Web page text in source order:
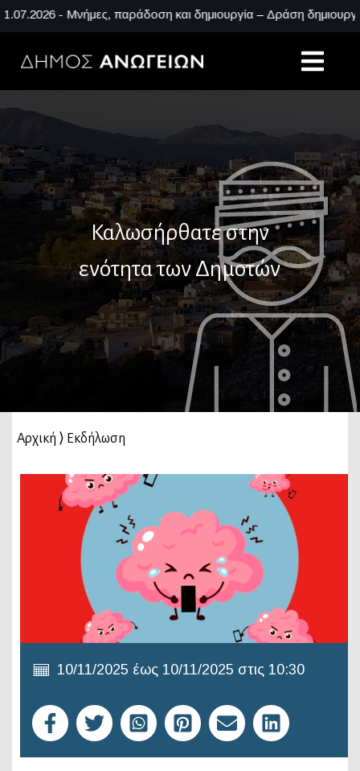
- Μνήμες, παράδοση και δημιουργία – Δράση
Καλωσήρθατε στην
ενότητα των Δημοτών
Αρχική ⟩ Εκδήλωση
10/11/2025 έως 10/11/2025 στις 10:30